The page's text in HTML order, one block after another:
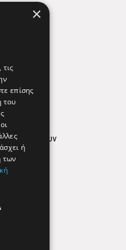
δεδομένων
×
επίσης
του
ή
των